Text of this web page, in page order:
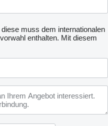
muss dem internationalen
enthalten. Mit diesem